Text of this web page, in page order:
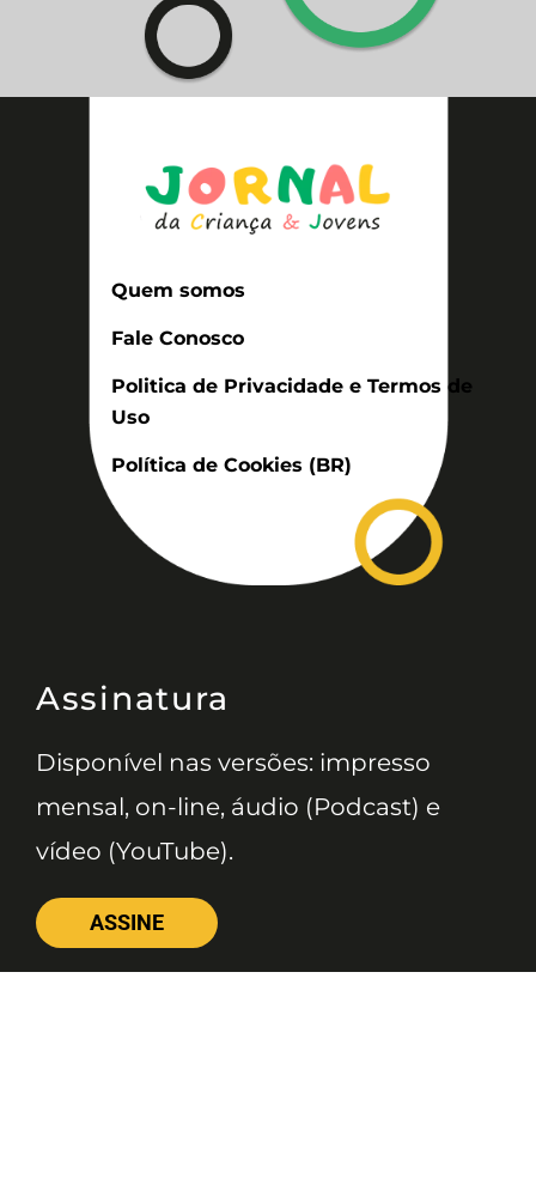
Quem somos
Fale Conosco
Politica de Privacidade e Termos de
Uso
Política de Cookies (BR)
Assinatura
Disponível nas versões: impresso
mensal, on-line, áudio (Podcast) e
vídeo (YouTube).
ASSINE